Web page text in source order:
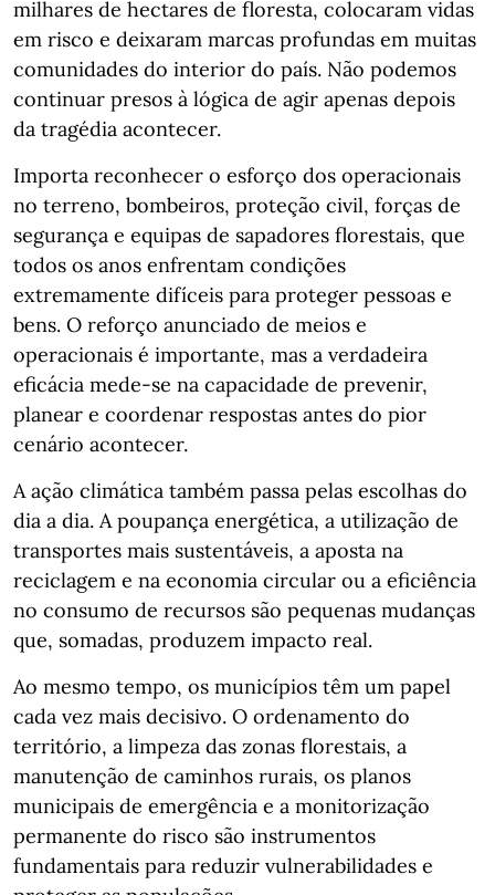
milhares de hectares de floresta, colocaram vidas
em risco e deixaram marcas profundas em muitas
comunidades do interior do país. Não podemos
continuar presos à lógica de agir apenas depois
da tragédia acontecer.
Importa reconhecer o esforço dos operacionais
no terreno, bombeiros, proteção civil, forças de
segurança e equipas de sapadores florestais, que
todos os anos enfrentam condições
extremamente difíceis para proteger pessoas e
bens. O reforço anunciado de meios e
operacionais é importante, mas a verdadeira
eficácia mede-se na capacidade de prevenir,
planear e coordenar respostas antes do pior
cenário acontecer.
A ação climática também passa pelas escolhas do
dia a dia. A poupança energética, a utilização de
transportes mais sustentáveis, a aposta na
reciclagem e na economia circular ou a eficiência
no consumo de recursos são pequenas mudanças
que, somadas, produzem impacto real.
Ao mesmo tempo, os municípios têm um papel
cada vez mais decisivo. O ordenamento do
território, a limpeza das zonas florestais, a
manutenção de caminhos rurais, os planos
municipais de emergência e a monitorização
permanente do risco são instrumentos
fundamentais para reduzir vulnerabilidades e